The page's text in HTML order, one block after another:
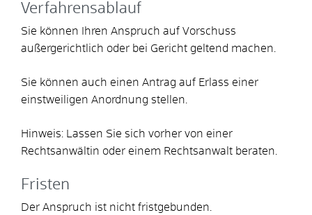
Verfahrensablauf
Sie können Ihren Anspruch auf Vorschuss
außergerichtlich oder bei Gericht geltend machen.
Sie können auch einen Antrag auf Erlass einer
einstweiligen Anordnung stellen.
Hinweis: Lassen Sie sich vorher von einer
Rechtsanwältin oder einem Rechtsanwalt beraten.
Fristen
Der Anspruch ist nicht fristgebunden.